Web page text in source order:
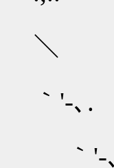
ﾚ
＼
｀'-
｀